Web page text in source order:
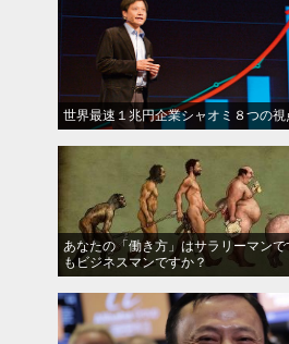
世界最速１兆円企業シャオミ８つの視
あなたの「働き方」はサラリーマンで
もビジネスマンですか？